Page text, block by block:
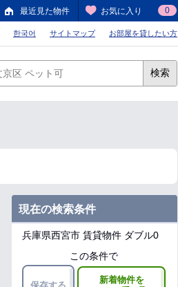
最近見た物件 お気に入り 0
한국어 サイトマップ お部屋を貸したい方
検索
現在の検索条件
兵庫県西宮市 賃貸物件 ダブル0
この条件で
新着物件を